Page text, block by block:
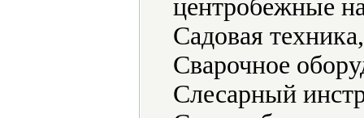
центробежные
Садовая
Сварочное
Слесарный